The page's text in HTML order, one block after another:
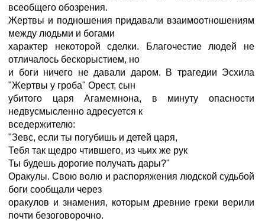
всеобщего обозрения.
Жертвы и подношения придавали взаимоотношениям
между людьми и богами
характер некоторой сделки. Благочестие людей не
отличалось бескорыстием, но
и боги ничего не давали даром. В трагедии Эсхила
"Жертвы у гроба" Орест, сын
убитого царя Агамемнона, в минуту опасности
недвусмысленно адресуется к
вседержителю:
"Зевс, если ты погубишь и детей царя,
Тебя так щедро чтившего, из чьих же рук
Ты будешь дорогие получать дары?"
Оракулы. Свою волю и распоряжения людской судьбой
боги сообщали через
оракулов и знамения, которым древние греки верили
почти безоговорочно.